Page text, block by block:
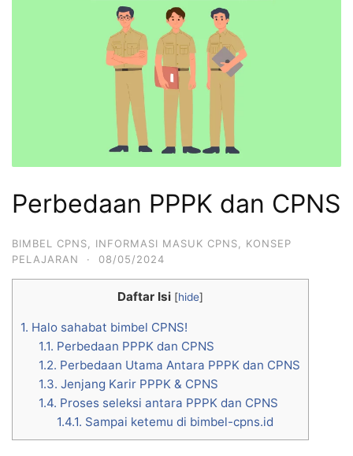
Perbedaan PPPK dan CPNS
BIMBEL CPNS INFORMASI MASUK CPNS
KONSEP
PELAJARAN
· 08/05/2024
Daftar Isi [hide]
1. Halo sahabat bimbel CPNS!
1.1. Perbedaan PPPK dan CPNS
1.2. Perbedaan Utama Antara PPPK dan CPNS
1.3. Jenjang Karir PPPK & CPNS
1.4. Proses seleksi antara PPPK dan CPNS
1.4.1. Sampai ketemu di bimbel-cpns.id